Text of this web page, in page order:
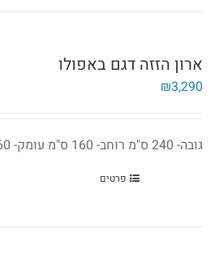
ארון הזזה דגם באפולו
₪3,290
גובה- 240 ס"מ רוחב- 160 ס"מ עומק- 60 ס"מ
פרטים